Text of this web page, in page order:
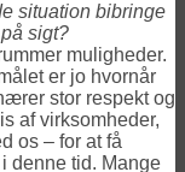
situation bibringe
sigt?
muligheder.
er jo hvornår
stor respekt og
af virksomheder,
os – for at få
denne tid. Mange